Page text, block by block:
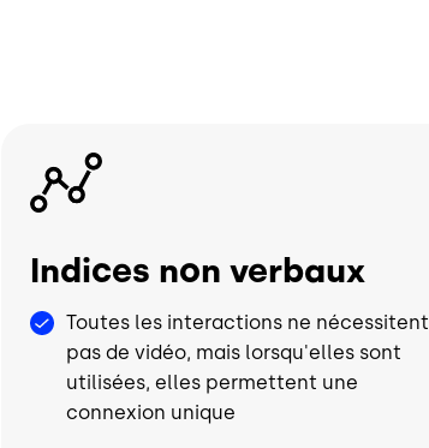
Image
Indices non verbaux
Toutes les interactions ne nécessitent
pas de vidéo, mais lorsqu'elles sont
utilisées, elles permettent une
connexion unique